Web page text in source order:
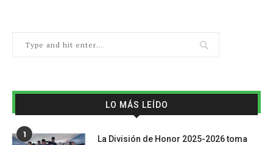
LO MÁS LEÍDO
1
La División de Honor 2025-2026 toma